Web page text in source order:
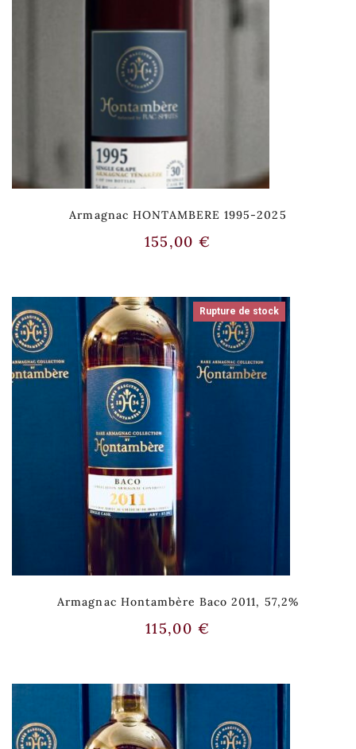
Armagnac HONTAMBERE 1995-2025
155,00€
Rupture de stock
Armagnac Hontambère Baco 2011, 57,2%
115,00 €